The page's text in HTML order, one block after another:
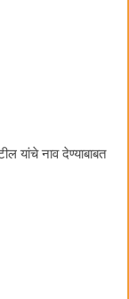
यांचे नाव देण्याबाबत